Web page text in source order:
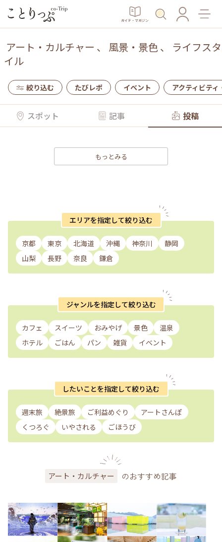
ガイド・マガジン
アート・カルチャー 、 風景・景色、 ライフスタ
イル
絞り込む たびレポ イベント アクティビティ
スポット 記事 投稿
もっとみる
エリアを指定して絞り込む
京都 東京 北海道 沖縄 神奈川
静岡
山梨
長野 奈良 鎌倉
ジャンルを指定して絞り込む
カフェ スイーツ おみやげ 景色
温泉
ホテル
ごはん パン 雑貨 イベント
したいことを指定して絞り込む
週末旅 絶景旅 ご利益めぐり
アートさんぽ
くつろぐ
いやされる ごほうび
アート・カルチャー のおすすめ記事